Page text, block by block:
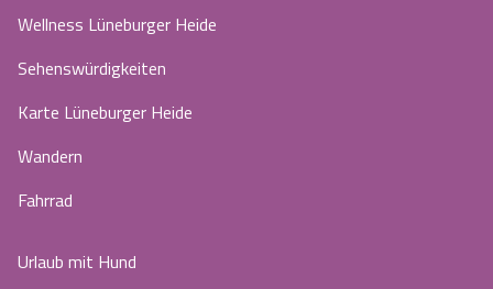
Wellness Lüneburger Heide
Sehenswürdigkeiten
Karte Lüneburger Heide
Wandern
Fahrrad
Urlaub mit Hund